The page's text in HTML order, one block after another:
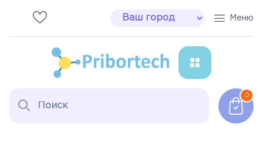
Меню
Паяльное оборудование
Сварочные аппараты
0